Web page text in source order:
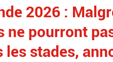
2026 :
pourront
stades,